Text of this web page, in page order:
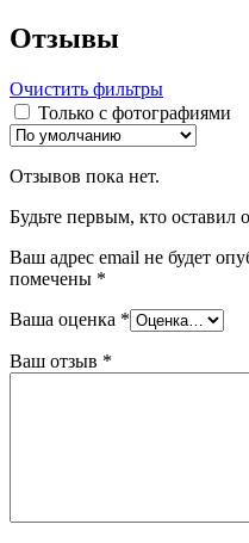
Отзывы
Очистить фильтры
Только с фотографиями
Отзывов пока нет.
Будьте первым, кто
Ваш адрес email не будет
помечены *
Ваша оценка *
Ваш отзыв *